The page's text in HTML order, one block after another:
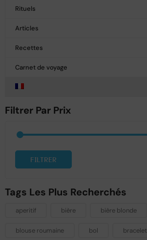
Rituels
Articles
Recettes
Carnet de voyage
Filtrer Par Prix
FILTRER
Tags Les Plus Recherchés
aperitif bière bière blonde
blouse roumaine bol bracelet